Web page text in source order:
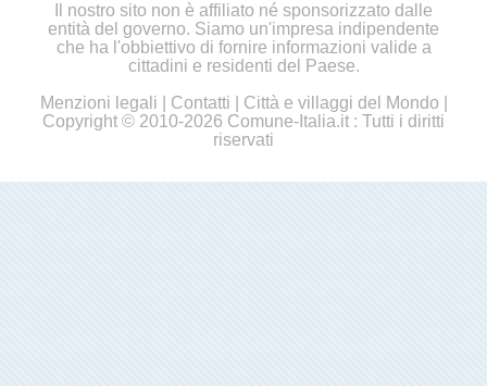
Il nostro sito non è affiliato né sponsorizzato dalle
entità del governo. Siamo un'impresa indipendente
che ha l'obbiettivo di fornire informazioni valide a
cittadini e residenti del Paese.
Menzioni legali
Contatti Città e villaggi del Mondo
Copyright © 2010-2026 Comune-Italia.it : Tutti i diritti
riservati